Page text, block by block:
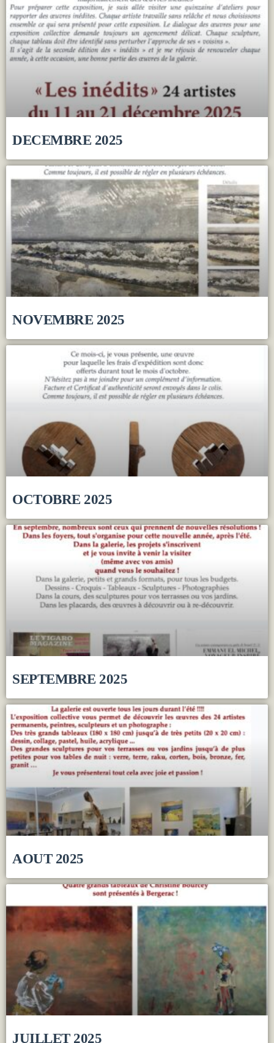
DECEMBRE 2025
NOVEMBRE 2025
OCTOBRE 2025
SEPTEMBRE 2025
AOUT 2025
JUILLET 2025